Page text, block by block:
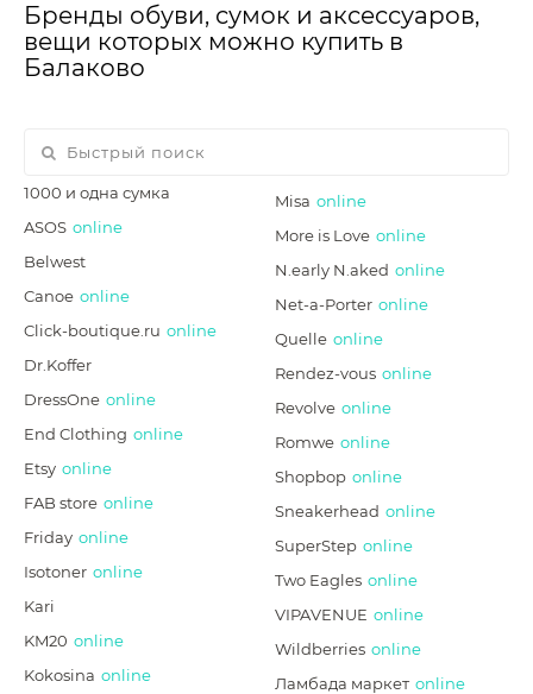
Бренды обуви, сумок и аксессуаров,
вещи которых можно купить в
Балаково
1000 и одна сумка
ASOS online
Belwest
Canoe online
Click-boutique.ru online
Dr.Koffer
DressOne online
End Clothing online
Etsy online
FAB store online
Friday online
Isotoner online
Kari
KM20 online
Kokosina online
Misa online
More is Love online
N.early N.aked online
Net-a-Porter online
Quelle online
Rendez-vous online
Revolve online
Romwe online
Shopbop online
Sneakerhead online
SuperStep online
Two Eagles online
VIPAVENUE online
Wildberries online
Ламбада маркет online